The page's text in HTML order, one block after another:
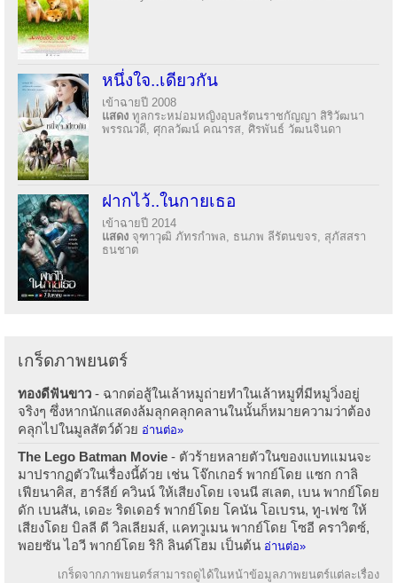
หนึ่งใจ..เดียวกัน
เข้าฉายปี 2008
แสดง ทูลกระหม่อมหญิงอุบลรัตนราชกัญญา สิริวัฒนา
พรรณวดี, ศุกลวัฒน์ คณารส, ศิรพันธ์ วัฒนจินดา
ฝากไว้..ในกายเธอ
เข้าฉายปี 2014
แสดง จุฑาวุฒิ ภัทรกำพล, ธนภพ ลีรัตนขจร, สุภัสสรา
ธนชาต
เกร็ดภาพยนตร์
ทองดีฟันขาว - ฉากต่อสู้ในเล้าหมูถ่ายทำในเล้าหมูที่มีหมูวิ่งอยู่
จริงๆ ซึ่งหากนักแสดงล้มลุกคลุกคลานในนั้นก็หมายความว่าต้อง
คลุกไปในมูลสัตว์ด้วย อ่านต่อ»
The Lego Batman Movie - ตัวร้ายหลายตัวในของแบทแมนจะ
มาปรากฏตัวในเรื่องนี้ด้วย เช่น โจ๊กเกอร์ พากย์โดย แซก กาลิ
เฟียนาคิส, ฮาร์ลีย์ ควินน์ ให้เสียงโดย เจนนี สเลต, เบน พากย์โดย
ดัก เบนสัน, เดอะ ริดเดอร์ พากย์โดย โคนัน โอเบรน, ทู-เฟซ ให้
เสียงโดย บิลลี ดี วิลเลียมส์, แคทวูเมน พากย์โดย โซอี คราวิตซ์,
พอยซัน ไอวี พากย์โดย ริกิ ลินด์โฮม เป็นต้น อ่านต่อ»
เกร็ดจากภาพยนตร์สามารถดูได้ในหน้าข้อมูลภาพยนตร์แต่ละเรื่อง